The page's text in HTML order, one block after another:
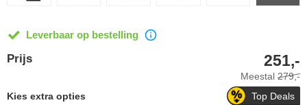
Leverbaar op bestelling
Prijs
Meestal 279,-
251,-
Top Deals
Kies extra opties